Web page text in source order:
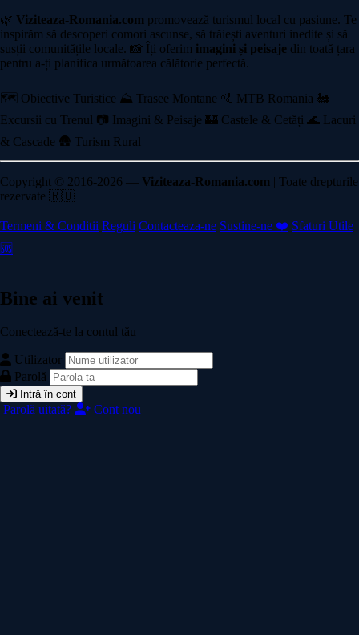
🌿 Viziteaza-Romania.com promovează turismul local cu pasiune. Te
inspirăm să descoperi comori ascunse, să trăiești aventuri inedite și să
susții comunitățile locale. 📸 Îți oferim imagini și peisaje din toată țara
pentru a-ți planifica următoarea călătorie perfectă.
🗺️ Obiective Turistice ⛰️ Trasee Montane 🚵 MTB Romania 🚂
Excursii cu Trenul 📷 Imagini & Peisaje 🏰 Castele & Cetăți 🌊 Lacuri
& Cascade 🛖 Turism Rural
Copyright © 2016-2026 — Viziteaza-Romania.com | Toate drepturile
rezervate 🇷🇴
Termeni & Conditii Reguli Contacteaza-ne Sustine-ne ❤️ Sfaturi Utile
🆘
Bine ai venit
Conectează-te la contul tău
Utilizator
Parolă
Intră în cont
Parolă uitată? Cont nou